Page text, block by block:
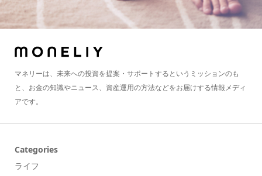
マネリーは、未来への投資を提案・サポートするというミッションのも
と、お金の知識やニュース、資産運用の方法などをお届けする情報メディ
アです。
Categories
ライフ